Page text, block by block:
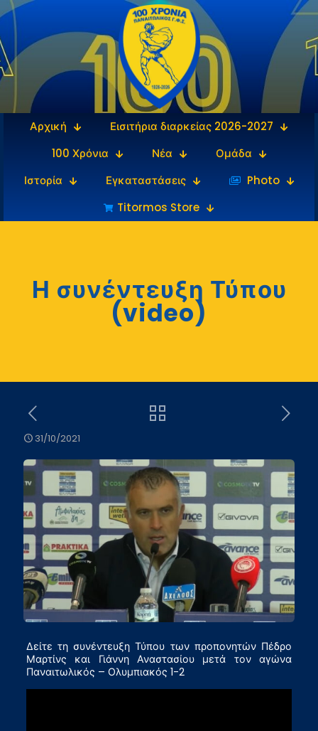
Αρχική
Εισιτήρια διαρκείας 2026-2027
100 Χρόνια
Νέα
Ομάδα
Ιστορία
Εγκαταστάσεις
‎‏‏‎ ‎Photo
Titormos Store
Η συνέντευξη Τύπου
(video)
31/10/2021
Δείτε τη συνέντευξη Τύπου των προπονητών Πέδρο
Μαρτίνς και Γιάννη Αναστασίου μετά τον αγώνα
Παναιτωλικός – Ολυμπιακός 1-2